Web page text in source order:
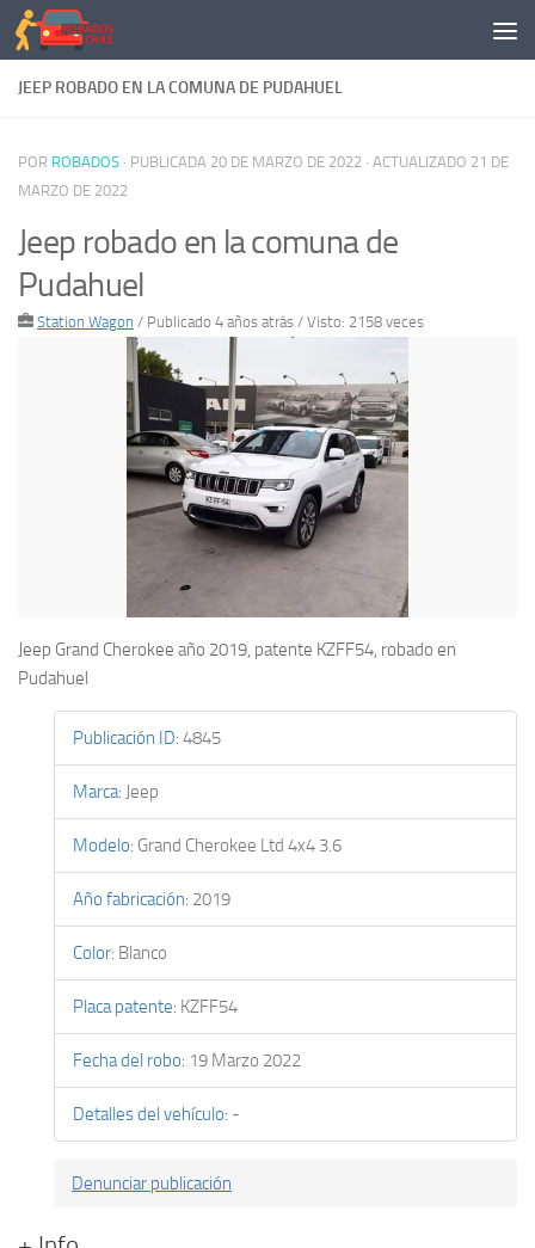
Saltar al contenido
JEEP ROBADO EN LA COMUNA DE PUDAHUEL
POR ROBADOS · PUBLICADA 20 DE MARZO DE 2022 · ACTUALIZADO 21 DE
MARZO DE 2022
Jeep robado en la comuna de
Pudahuel
Station Wagon / Publicado 4 años atrás / Visto: 2158 veces
Jeep Grand Cherokee año 2019, patente KZFF54, robado en
Pudahuel
Publicación ID: 4845
Marca: Jeep
Modelo: Grand Cherokee Ltd 4x4 3.6
Año fabricación: 2019
Color: Blanco
Placa patente: KZFF54
Fecha del robo: 19 Marzo 2022
Detalles del vehículo: -
Denunciar publicación